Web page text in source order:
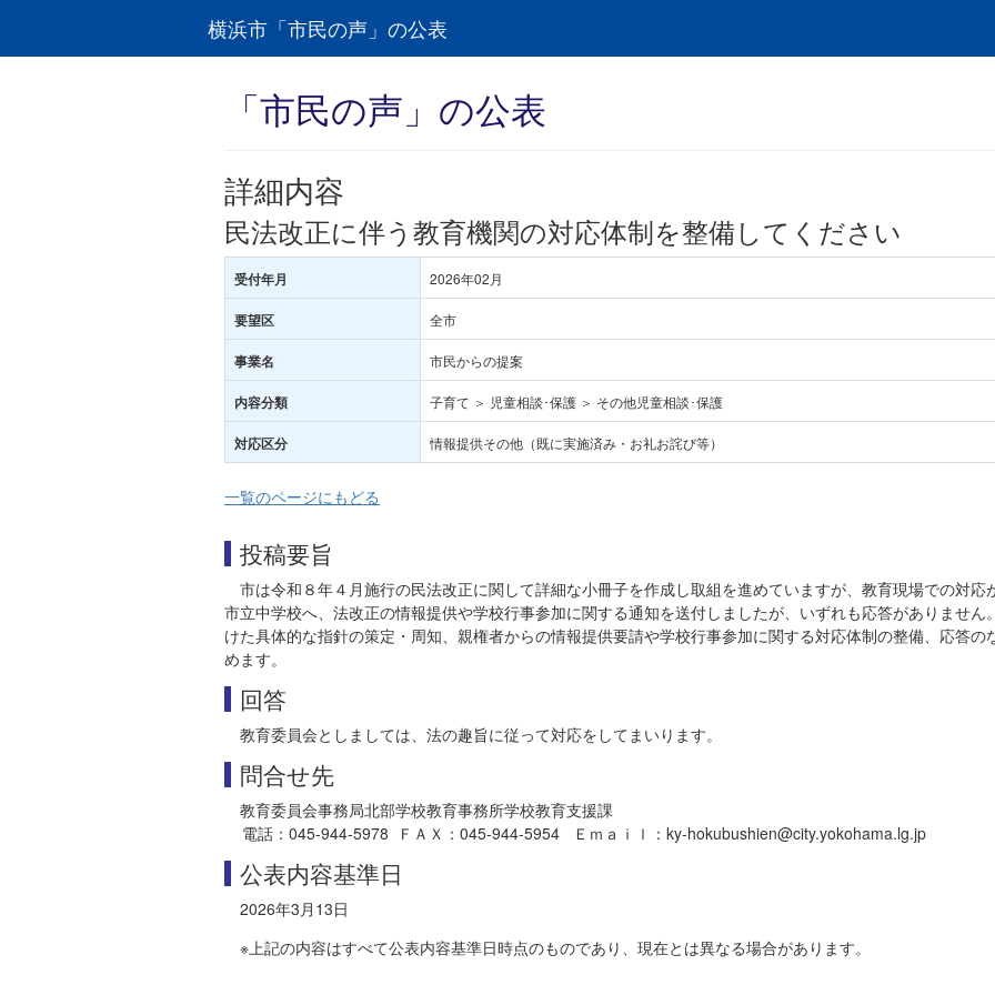
横浜市「市民の声」の公表
「市民の声」の公表
詳細内容
民法改正に伴う教育機関の対応体制を整備してください
受付年月 2026年02月
要望区 全市
事業名 市民からの提案
内容分類 子育て ＞ 児童相談･保護 ＞ その他児童相談･保護
対応区分 情報提供その他（既に実施済み・お礼お詫び等）
一覧のページにもどる
投稿要旨
市は令和８年４月施行の民法改正に関して詳細な小冊子を作成し取組を進めていますが、教育現場での対
市立中学校へ、法改正の情報提供や学校行事参加に関する通知を送付しましたが、いずれも応答がありません
けた具体的な指針の策定・周知、親権者からの情報提供要請や学校行事参加に関する対応体制の整備、応答
めます。
回答
教育委員会としましては、法の趣旨に従って対応をしてまいります。
問合せ先
教育委員会事務局北部学校教育事務所学校教育支援課
電話：045-944-5978 ＦＡＸ：045-944-5954 Ｅｍａｉｌ：ky-hokubushien@city.yokohama.lg.jp
公表内容基準日
2026年3月13日
※上記の内容はすべて公表内容基準日時点のものであり、現在とは異なる場合があります。